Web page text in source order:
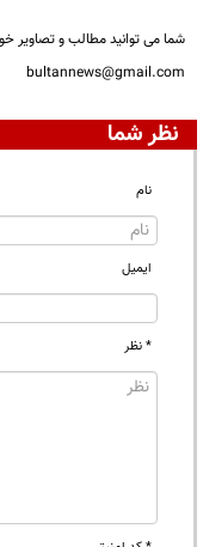
شما می توانید مطالب و تصاویر
bultannews@gmail.com
نظر شما
نام
ایمیل
* نظر